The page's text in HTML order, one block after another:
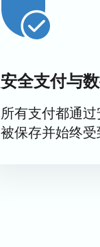
安全支付与
所有支付都通
被保存并始终受